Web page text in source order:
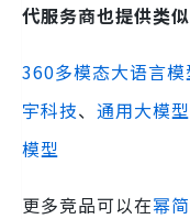
代服务商也提供类
360多模态大语言模
宇科技、 通用大模
模型
更多竞品可以在幂